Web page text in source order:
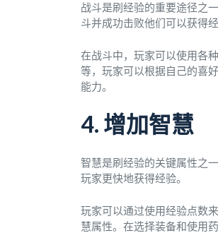
战斗是刷经验的重要途径之
斗并成功击败他们可以获得经
在战斗中，玩家可以使用各
等，玩家可以根据自己的喜
能力。
4. 增加智慧
智慧是刷经验的关键属性之
玩家更快地获得经验。
玩家可以通过使用经验点数
慧属性。在选择装备和使用